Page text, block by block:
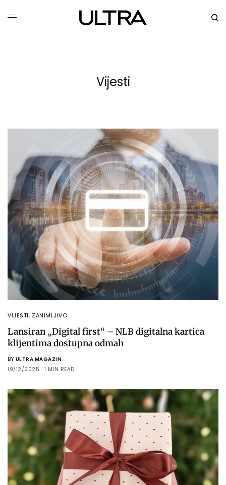
Vijesti
VIJESTI, ZANIMLJIVO
Lansiran „Digital first“ – NLB digitalna kartica
klijentima dostupna odmah
BY ULTRA MAGAZIN
19/12/2025
1 MIN READ